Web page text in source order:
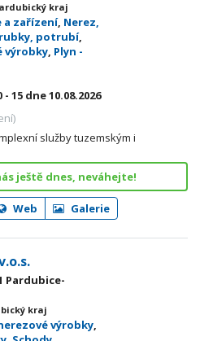
kraj
a zařízení, Nerez,
potrubí,
výrobky, Plyn -
- 15 dne 10.08.2026
služby tuzemským i
ještě dnes, neváhejte!
Web Galerie
Pardubice-
kraj
výrobky,